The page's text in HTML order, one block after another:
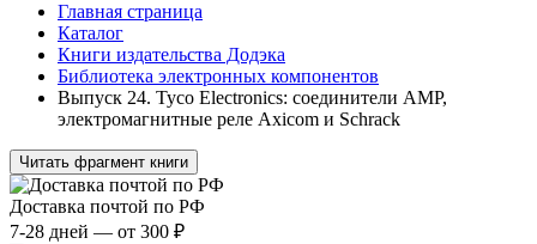
Главная страница
Каталог
Книги издательства Додэка
Библиотека электронных компонентов
Выпуск 24. Tyco Electronics: соединители AMP,
электромагнитные реле Axicom и Schrack
Читать фрагмент книги
Доставка почтой по РФ
7-28 дней — от 300 ₽